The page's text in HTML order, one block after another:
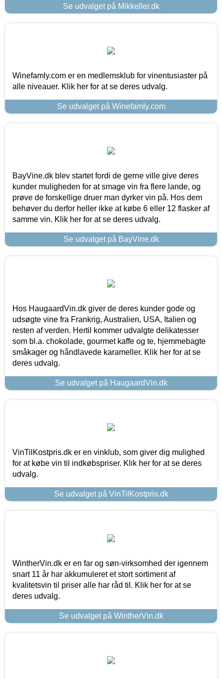
Se udvalget på Mikkeller.dk
Winefamly.com er en medlemsklub for vinentusiaster på
alle niveauer. Klik her for at se deres udvalg.
Se udvalget på Winefamly.com
BayVine.dk blev startet fordi de gerne ville give deres
kunder muligheden for at smage vin fra flere lande, og
prøve de forskellige druer man dyrker vin på. Hos dem
behøver du derfor heller ikke at købe 6 eller 12 flasker af
samme vin. Klik her for at se deres udvalg.
Se udvalget på BayVine.dk
Hos HaugaardVin.dk giver de deres kunder gode og
udsøgte vine fra Frankrig, Australien, USA, Italien og
resten af verden. Hertil kommer udvalgte delikatesser
som bl.a. chokolade, gourmet kaffe og te, hjemmebagte
småkager og håndlavede karameller. Klik her for at se
deres udvalg.
Se udvalget på HaugaardVin.dk
VinTilKostpris.dk er en vinklub, som giver dig mulighed
for at købe vin til indkøbspriser. Klik her for at se deres
udvalg.
Se udvalget på VinTilKostpris.dk
WintherVin.dk er en far og søn-virksomhed der igennem
snart 11 år har akkumuleret et stort sortiment af
kvalitetsvin til priser alle har råd til. Klik her for at se
deres udvalg.
Se udvalget på WintherVin.dk